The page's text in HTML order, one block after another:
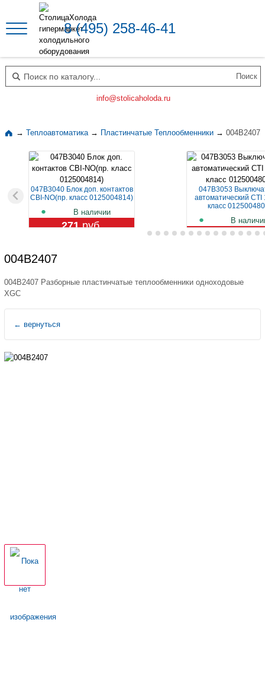
8 (495) 258-46-41
Поиск по каталогу
info@stolicaholoda.ru
→ Теплоавтоматика → Пластинчатые Теплообменники → 004B2407
047B3040 Блок доп. контактов
CBI-NO(пр. класс 0125004814)
В наличии
271руб.
047B3053
автоматический CTI
класс
В
1 119 руб.
004B2407
004B2407 Разборные пластинчатые теплообменники одноходовые
XGС
← вернуться